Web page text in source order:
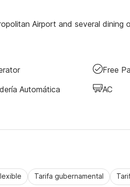
Airport and several dining
Free
Automática AC
Tarifa gubernamental